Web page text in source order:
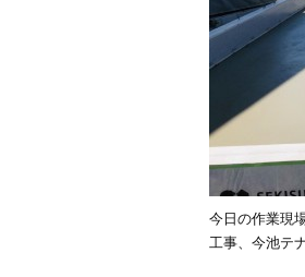
今日の作業現
工事、今池テ